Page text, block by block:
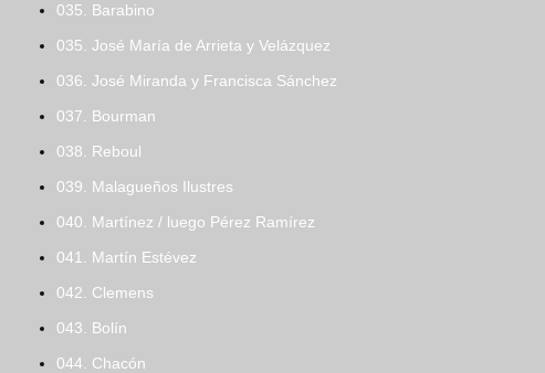
035. Barabino
035. José María de Arrieta y Velázquez
036. José Miranda y Francisca Sánchez
037. Bourman
038. Reboul
039. Malagueños Ilustres
040. Martínez / luego Pérez Ramírez
041. Martín Estévez
042. Clemens
043. Bolín
044. Chacón